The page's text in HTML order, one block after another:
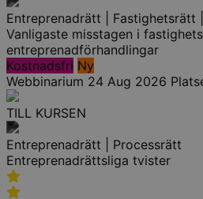
Entreprenadrätt | Fastighetsrätt
Vanligaste misstagen i
entreprenadförhandlingar
Kostnadsfri Ny
Webbinarium 24 Aug 2026
TILL KURSEN
Entreprenadrätt | Processrätt
Entreprenadrättsliga tvister